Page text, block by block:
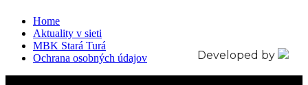
Home
Aktuality v sieti
MBK Stará Turá
Ochrana osobných údajov
Developed by